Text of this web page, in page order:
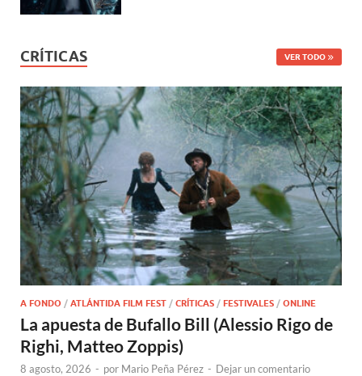
CRÍTICAS VER TODO
A FONDO / ATLÁNTIDA FILM FEST / CRÍTICAS / FESTIVALES / ONLINE
La apuesta de Bufallo Bill (Alessio Rigo de
Righi, Matteo Zoppis)
8 agosto, 2026 - por Mario Peña Pérez - Dejar un comentario